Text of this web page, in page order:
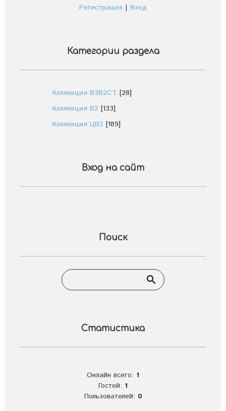
Регистрация | Вход
Категории раздела
Коллекция В3В2СТ [28]
Коллекция В2 [133]
Коллекция ЦВ2 [189]
Вход на сайт
Поиск
Статистика
Онлайн всего: 1
Гостей: 1
Пользователей: 0